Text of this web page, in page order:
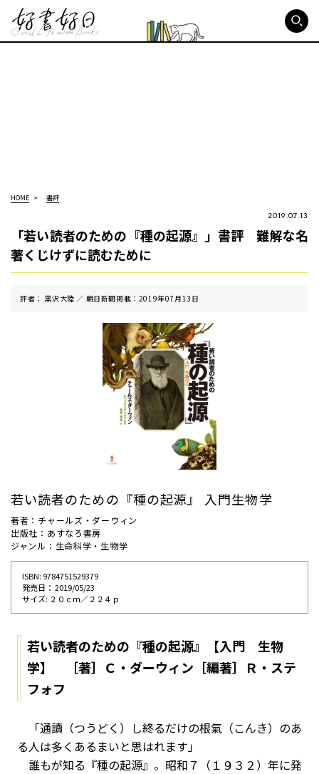
HOME 書評
2019.07.13
「若い読者のための『種の起源』」書評 難解な名
著くじけずに読むために
評者： 黒沢大陸 ／ 朝⽇新聞掲載：2019年07月13日
若い読者のための『種の起源』 入門生物学
著者：チャールズ・ダーウィン
出版社：あすなろ書房
ジャンル：生命科学・生物学
ISBN: 9784751529379
発売⽇： 2019/05/23
サイズ: ２０ｃｍ／２２４ｐ
若い読者のための『種の起源』【入門 生物
学】 ［著］Ｃ・ダーウィン［編著］Ｒ・ステ
フォフ
「通讀（つうどく）し終るだけの根氣（こんき）のあ
る人は多くあるまいと思はれます」
誰もが知る『種の起源』。昭和７（１９３２）年に発